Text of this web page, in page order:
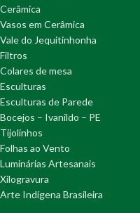
Cerâmica
Vasos em Cerâmica
Vale do Jequitinhonha
Filtros
Colares de mesa
Esculturas
Esculturas de Parede
Bocejos – Ivanildo – PE
Tijolinhos
Folhas ao Vento
Luminárias Artesanais
Xilogravura
Arte Indígena Brasileira